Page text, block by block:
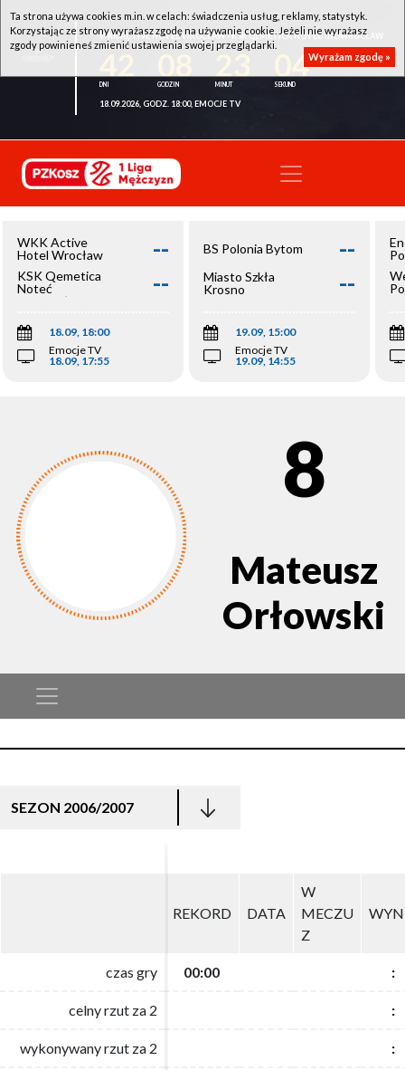
WKK ACTIVE HOTEL WROCŁAW - KSK QEMETICA NOTEĆ INOWROCŁAW
04
18.09.2026, GODZ. 18:00, EMOCJE TV
WKK Active
Hotel Wrocław
--
KSK Qemetica
Noteć
Inowrocław
--
18.09, 18:00
Emocje TV
18.09, 17:55
BS Polonia Bytom --
Miasto Szkła
Krosno
--
19.09, 15:00
Emocje TV
19.09, 14:55
8
Mateusz
Orłowski
SEZON 2006/2007
REKORD DATA
W
MECZU
Z
czas gry 00:00 :
celny rzut za 2 :
wykonywany rzut za 2 :
REKORD DATA
W
MECZU
Z
czas gry 00:00 :
celny rzut za 2 :
wykonywany rzut za 2 :
Ta strona używa cookies m.in. w celach: świadczenia usług, reklamy, statystyk.
Korzystając ze strony wyrażasz zgodę na używanie cookie. Jeżeli nie wyrażasz
zgody powinieneś zmienić ustawienia swojej przeglądarki.
Wyrażam zgodę »